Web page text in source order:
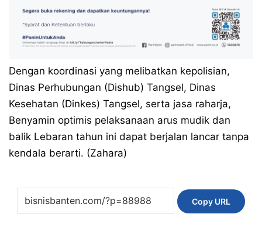
Dengan koordinasi yang melibatkan kepolisian,
Dinas Perhubungan (Dishub) Tangsel, Dinas
Kesehatan (Dinkes) Tangsel, serta jasa raharja,
Benyamin optimis pelaksanaan arus mudik dan
balik Lebaran tahun ini dapat berjalan lancar tanpa
kendala berarti. (Zahara)
Copy URL